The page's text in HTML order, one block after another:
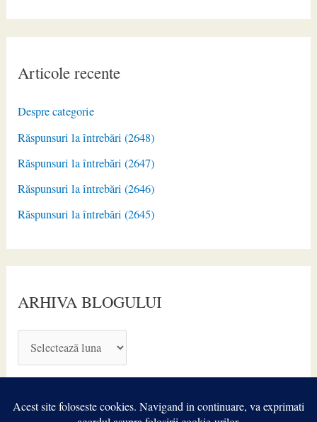
Articole recente
Despre categorie
Răspunsuri la întrebări (2648)
Răspunsuri la întrebări (2647)
Răspunsuri la întrebări (2646)
Răspunsuri la întrebări (2645)
ARHIVA BLOGULUI
R
I